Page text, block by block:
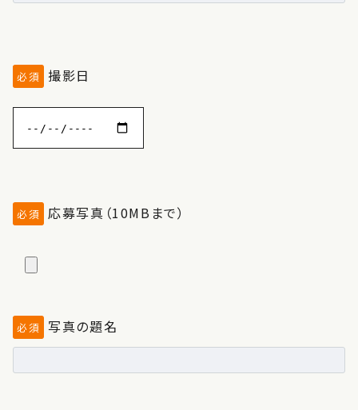
必須 撮影日
必須 応募写真（10MBまで）
必須 写真の題名